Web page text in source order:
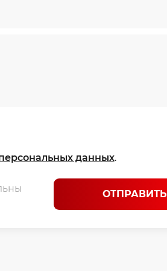
данных.
ОТПРАВИТЬ